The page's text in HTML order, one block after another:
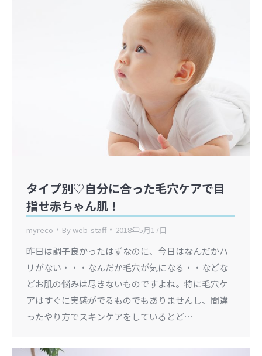
タイプ別♡自分に合った毛穴ケアで目
指せ赤ちゃん肌！
myreco Byweb-staff 2018年5月17日
昨日は調子良かったはずなのに、今日はなんだかハ
リがない・・・なんだか毛穴が気になる・・などな
どお肌の悩みは尽きないものですよね。特に毛穴ケ
アはすぐに実感がでるものでもありませんし、間違
ったやり方でスキンケアをしているとど…